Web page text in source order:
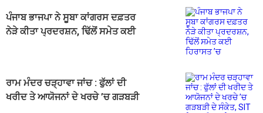
ਪੰਜਾਬ ਭਾਜਪਾ ਨੇ ਸੂਬਾ ਕਾਂਗਰਸ ਦਫ਼ਤਰ
ਨੇੜੇ ਕੀਤਾ ਪ੍ਰਦਰਸ਼ਨ, ਢਿੱਲੋਂ ਸਮੇਤ ਕਈ
ਰਾਮ ਮੰਦਰ ਚੜ੍ਹਾਵਾ ਜਾਂਚ : ਫੁੱਲਾਂ ਦੀ
ਖਰੀਦ ਤੇ ਆਯੋਜਨਾਂ ਦੇ ਖਰਚੇ ’ਚ ਗੜਬੜੀ